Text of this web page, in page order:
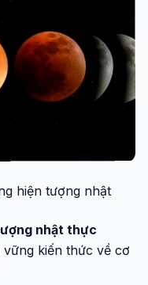
hiện tượng nhật
nhật thực
kiến thức về cơ